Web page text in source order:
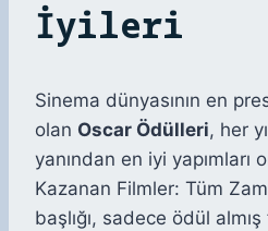
İyileri
Sinema dünyasının en
olan Oscar Ödülleri, her
yanından en iyi yapımları
Kazanan Filmler: Tüm
başlığı, sadece ödül